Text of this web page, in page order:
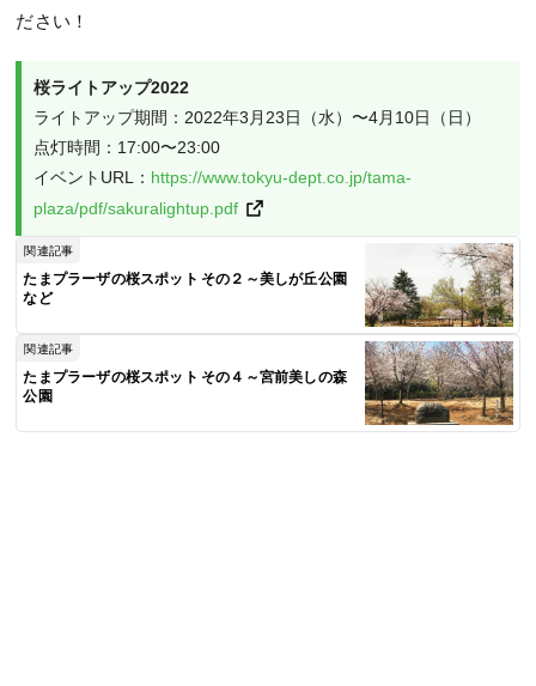
ださい！
ライトアップ期間：2022年3月23日（水）〜4月10日（日）
点灯時間：17:00〜23:00
イベントURL： https://www.tokyu-dept.co.jp/tama-
plaza/pdf/sakuralightup.pdf
関連記事
たまプラーザの桜スポット その２～美しが丘公園
など
関連記事
たまプラーザの桜スポット その４～宮前美しの森
公園